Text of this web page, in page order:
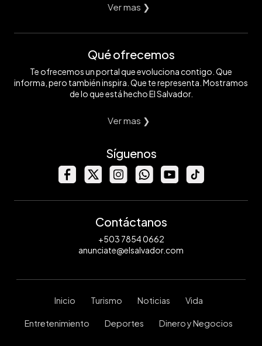
Ver mas ❯
Qué ofrecemos
Te ofrecemos un portal que evoluciona contigo. Que
informa, pero también inspira. Que te representa. Mostramos
de lo que está hecho El Salvador.
Ver mas ❯
Síguenos
Contáctanos
+503 7854 0662
anunciate@elsalvador.com
Inicio Turismo Noticias Vida
Entretenimiento Deportes Dinero y Negocios